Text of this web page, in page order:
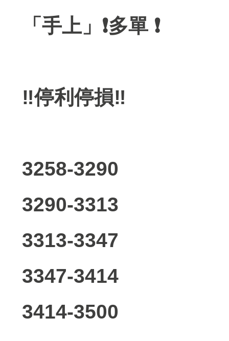
「手上」❗️多單 ❗️
‼停利停損‼️️
3258-3290
3290-3313
3313-3347
3347-3414
3414-3500